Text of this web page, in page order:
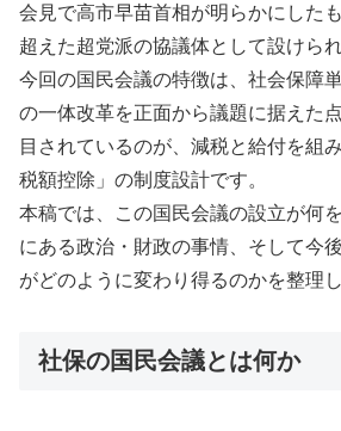
会見で高市早苗首相が明らかにした
超えた超党派の協議体として設けられ
今回の国民会議の特徴は、社会保障
の一体改革を正面から議題に据えた
目されているのが、減税と給付を組
税額控除」の制度設計です。
本稿では、この国民会議の設立が何
にある政治・財政の事情、そして今
がどのように変わり得るのかを整理し
社保の国民会議とは何か